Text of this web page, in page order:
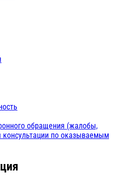
обращения (жалобы,
консультации по оказываемым